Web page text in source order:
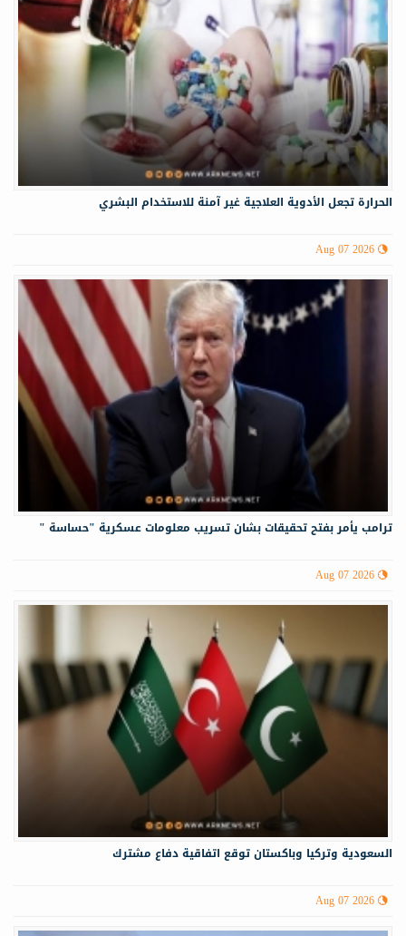
الحرارة تجعل الأدوية العلاجية غير آمنة للاستخدام البشري
Aug 07 2026
ترامب يأمر بفتح تحقيقات بشان تسريب معلومات عسكرية "حساسة "
Aug 07 2026
السعودية وتركيا وباكستان توقع اتفاقية دفاع مشترك
Aug 07 2026